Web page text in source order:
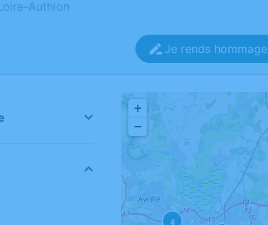
Authion
Je rends hommage
4
+
−